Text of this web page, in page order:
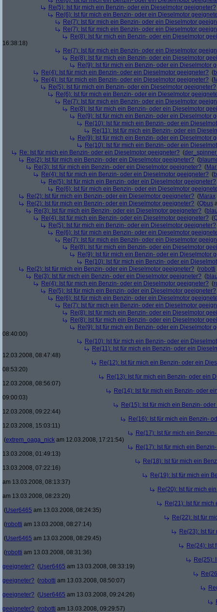
Re(5): Ist für mich ein Benzin- oder ein Dieselmotor geeigneter?
Re(6): Ist für mich ein Benzin- oder ein Dieselmotor
Re(7): Ist für mich ein Benzin- oder ein Dieselmotor
Re(7): Ist für mich ein Benzin- oder ein Dieselmotor
Re(8): Ist für mich ein Benzin- oder ein Dieselmotor
16:38:18)
Re(7): Ist für mich ein Benzin- oder ein Dieselmotor
Re(8): Ist für mich ein Benzin- oder ein Dieselmotor
Re(9): Ist für mich ein Benzin- oder ein Dieselmotor
Re(4): Ist für mich ein Benzin- oder ein Dieselmotor geeigneter? (
Re(4): Ist für mich ein Benzin- oder ein Dieselmotor geeigneter? (
Re(5): Ist für mich ein Benzin- oder ein Dieselmotor geeigneter?
Re(6): Ist für mich ein Benzin- oder ein Dieselmotor
Re(7): Ist für mich ein Benzin- oder ein Dieselmotor
Re(8): Ist für mich ein Benzin- oder ein Dieselmotor
Re(9): Ist für mich ein Benzin- oder ein Dieselmotor
Re(10): Ist für mich ein Benzin- oder ein
Re(11): Ist für mich ein Benzin- oder ein
Re(9): Ist für mich ein Benzin- oder ein Dieselmotor
Re(10): Ist für mich ein Benzin- oder ein
Re: Ist für mich ein Benzin- oder ein Dieselmotor geeigneter? (
Re(2): Ist für mich ein Benzin- oder ein Dieselmotor geeigneter? (
Re(3): Ist für mich ein Benzin- oder ein Dieselmotor geeigneter? (
Re(4): Ist für mich ein Benzin- oder ein Dieselmotor geeigneter? (
Re(5): Ist für mich ein Benzin- oder ein Dieselmotor geeigneter?
Re(6): Ist für mich ein Benzin- oder ein Dieselmotor
Re(2): Ist für mich ein Benzin- oder ein Dieselmotor geeigneter? (Marax
Re(2): Ist für mich ein Benzin- oder ein Dieselmotor geeigneter? (Qbus
Re(3): Ist für mich ein Benzin- oder ein Dieselmotor geeigneter? (
Re(4): Ist für mich ein Benzin- oder ein Dieselmotor geeigneter? (
Re(5): Ist für mich ein Benzin- oder ein Dieselmotor geeigneter?
Re(6): Ist für mich ein Benzin- oder ein Dieselmotor
Re(7): Ist für mich ein Benzin- oder ein Dieselmotor
Re(8): Ist für mich ein Benzin- oder ein Dieselmotor
Re(9): Ist für mich ein Benzin- oder ein Dieselmotor
Re(10): Ist für mich ein Benzin- oder ein
Re(2): Ist für mich ein Benzin- oder ein Dieselmotor geeigneter? (robotti
Re(3): Ist für mich ein Benzin- oder ein Dieselmotor geeigneter? (
Re(4): Ist für mich ein Benzin- oder ein Dieselmotor geeigneter? (
Re(5): Ist für mich ein Benzin- oder ein Dieselmotor geeigneter?
Re(6): Ist für mich ein Benzin- oder ein Dieselmotor
Re(7): Ist für mich ein Benzin- oder ein Dieselmotor
Re(8): Ist für mich ein Benzin- oder ein Dieselmotor
Re(8): Ist für mich ein Benzin- oder ein Dieselmotor
Re(9): Ist für mich ein Benzin- oder ein Dieselmotor
08:40:00)
Re(10): Ist für mich ein Benzin- oder ein
Re(11): Ist für mich ein Benzin- oder ein
12.03.2008, 08:47:48)
Re(12): Ist für mich ein Benzin- oder ein
08:53:20)
Re(13): Ist für mich ein Benzin- oder ein
12.03.2008, 08:56:07)
Re(14): Ist für mich ein Benzin- oder
09:00:03)
Re(15): Ist für mich ein Benzin-
12.03.2008, 09:22:44)
Re(16): Ist für mich ein Benzin-
12.03.2008, 15:03:11)
Re(17): Ist für mich ein
(extrem_oaga_nick am 12.03.2008, 17:21:54)
Re(17): Ist für mich ein
13.03.2008, 01:49:13)
Re(18): Ist für mich ein
13.03.2008, 07:22:16)
Re(19): Ist für mich ein
am 13.03.2008, 08:13:37)
Re(20): Ist für mich
am 13.03.2008, 08:23:20)
Re(21): Ist für
(User6465 am 13.03.2008, 08:24:35)
Re(22): Ist für
(robotti am 13.03.2008, 08:27:14)
Re(23): Ist
(User6465 am 13.03.2008, 08:29:45)
Re(24): Ist
(robotti am 13.03.2008, 08:31:36)
Re(25):
geeigneter? (User6465 am 13.03.2008, 08:33:19)
geeigneter? (robotti am 13.03.2008, 08:50:07)
geeigneter? (User6465 am 13.03.2008, 09:24:26)
geeigneter? (robotti am 13.03.2008, 09:29:57)